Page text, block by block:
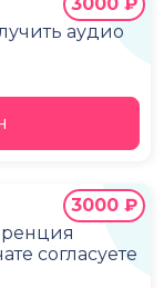
аудио
3000 ₽
согласуете
3000 ₽